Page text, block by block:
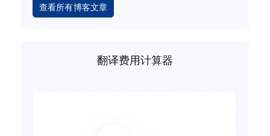
查看所有博客文章
翻译费用计算器